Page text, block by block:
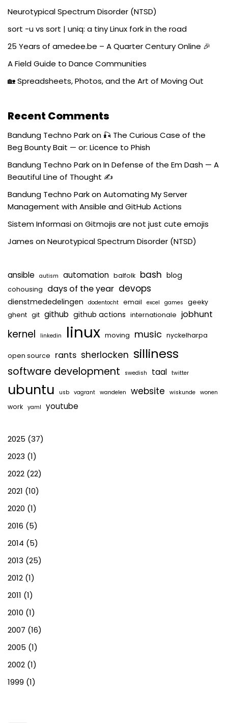
Neurotypical Spectrum Disorder (NTSD)
sort -u vs sort | uniq: a tiny Linux fork in the road
25 Years of amedee.be – A Quarter Century Online 🎉
A Field Guide to Dance Communities
🏡 Spreadsheets, Photos, and the Art of Moving Out
Recent Comments
Bandung Techno Parkon 🎣 The Curious Case of the
Beg Bounty Bait — or: Licence to Phish
Bandung Techno ParkonIn Defense of the Em Dash — A
Beautiful Line of Thought ✍️
Bandung Techno ParkonAutomating My Server
Management with Ansible and GitHub Actions
Sistem InformasionGitmojis are not just cute emojis
James onNeurotypical Spectrum Disorder (NTSD)
ansible autism automation balfolk bash blog
cohousing days of the year devops
dienstmededelingen dodentocht email excel games
geeky
ghent git github github actions internationale jobhunt
kernel linkedin linux moving music nyckelharpa
open source rants sherlocken silliness
software development swedish taal twitter
ubuntu usb vagrant wandelen website wiskunde wonen
work yaml youtube
2025 (37)
2023 (1)
2022 (22)
2021 (10)
2020 (1)
2016 (5)
2014 (5)
2013 (25)
2012 (1)
2011 (1)
2010 (1)
2007 (16)
2005 (1)
2002 (1)
1999 (1)